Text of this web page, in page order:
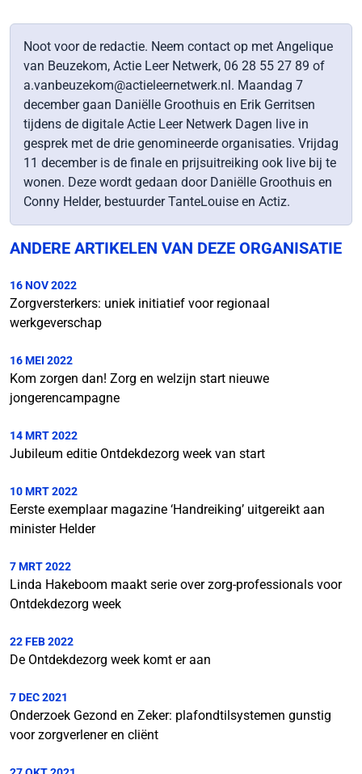
Noot voor de redactie. Neem contact op met Angelique
van Beuzekom, Actie Leer Netwerk, 06 28 55 27 89 of
a.vanbeuzekom@actieleernetwerk.nl. Maandag 7
december gaan Daniëlle Groothuis en Erik Gerritsen
tijdens de digitale Actie Leer Netwerk Dagen live in
gesprek met de drie genomineerde organisaties. Vrijdag
11 december is de finale en prijsuitreiking ook live bij te
wonen. Deze wordt gedaan door Daniëlle Groothuis en
Conny Helder, bestuurder TanteLouise en Actiz.
ANDERE ARTIKELEN VAN DEZE ORGANISATIE
16 NOV 2022
Zorgversterkers: uniek initiatief voor regionaal
werkgeverschap
16 MEI 2022
Kom zorgen dan! Zorg en welzijn start nieuwe
jongerencampagne
14 MRT 2022
Jubileum editie Ontdekdezorg week van start
10 MRT 2022
Eerste exemplaar magazine ‘Handreiking’ uitgereikt aan
minister Helder
7 MRT 2022
Linda Hakeboom maakt serie over zorg-professionals voor
Ontdekdezorg week
22 FEB 2022
De Ontdekdezorg week komt er aan
7 DEC 2021
Onderzoek Gezond en Zeker: plafondtilsystemen gunstig
voor zorgverlener en cliënt